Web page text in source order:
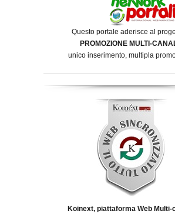
Questo portale aderisce al
PROMOZIONE MULTI-
unico inserimento, multipla
Koinext, piattaforma Web Multi-